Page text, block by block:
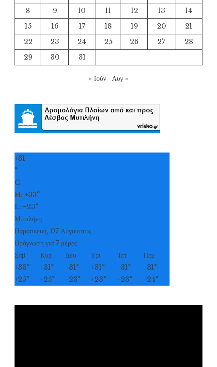
8
9 10 11 12 13
14
15
16 17 18 19 20
21
22
23 24 25 26 27
28
29
30 31
« Ιούν Αυγ »
+31
°
C
H: +33°
L: +23°
Μυτιλήνη
Παρασκευή, 07 Αύγουστος
Πρόγνωση για 7 μέρες
Σαβ
Κυρ Δευ Τρι Τετ
Πεμ
+33° +31° +31° +31° +31° +31°
+25° +25° +23° +23° +23° +24°